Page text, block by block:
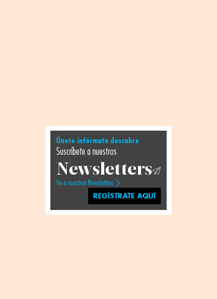
Únete infórmate descubre
Suscríbete a nuestros
Newsletters
Ve a nuestros Newsletters
REGÍSTRATE AQUÍ